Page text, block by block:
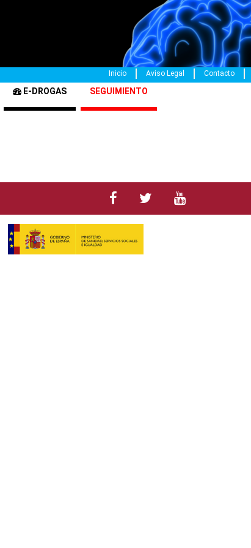
Inicio Aviso Legal Contacto
E-DROGAS SEGUIMIENTO